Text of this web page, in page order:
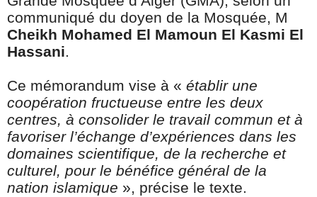
communiqué du doyen de la Mosquée, M
Cheikh Mohamed El Mamoun El Kasmi El
Hassani.
Ce mémorandum vise à « établir une
coopération fructueuse entre les deux
centres, à consolider le travail commun et à
favoriser l’échange d’expériences dans les
domaines scientifique, de la recherche et
culturel, pour le bénéfice général de la
nation islamique », précise le texte.